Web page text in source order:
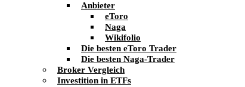
Anbieter
eToro
Naga
Wikifolio
Die besten eToro Trader
Die besten Naga-Trader
Broker Vergleich
Investition in ETFs